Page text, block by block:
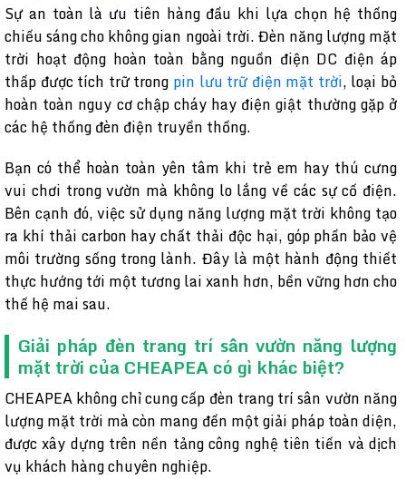
Sự an toàn là ưu tiên hàng đầu khi lựa chọn hệ thống
chiếu sáng cho không gian ngoài trời. Đèn năng lượng mặt
trời hoạt động hoàn toàn bằng nguồn điện DC điện áp
thấp được tích trữ trong pin lưu trữ điện mặt trời, loại bỏ
hoàn toàn nguy cơ chập cháy hay điện giật thường gặp ở
các hệ thống đèn điện truyền thống.
Bạn có thể hoàn toàn yên tâm khi trẻ em hay thú cưng
vui chơi trong vườn mà không lo lắng về các sự cố điện.
Bên cạnh đó, việc sử dụng năng lượng mặt trời không tạo
ra khí thải carbon hay chất thải độc hại, góp phần bảo vệ
môi trường sống trong lành. Đây là một hành động thiết
thực hướng tới một tương lai xanh hơn, bền vững hơn cho
thế hệ mai sau.
Giải pháp đèn trang trí sân vườn năng lượng
mặt trời của CHEAPEA có gì khác biệt?
CHEAPEA không chỉ cung cấp đèn trang trí sân vườn năng
lượng mặt trời mà còn mang đến một giải pháp toàn diện,
được xây dựng trên nền tảng công nghệ tiên tiến và dịch
vụ khách hàng chuyên nghiệp.